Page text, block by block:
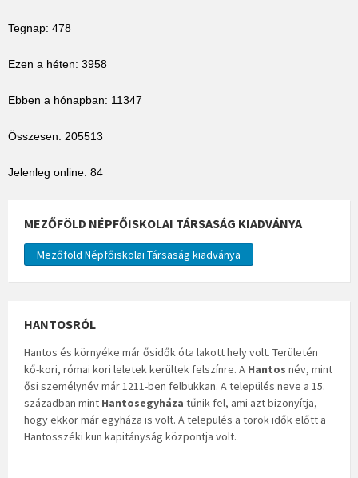
Tegnap: 478
Ezen a héten: 3958
Ebben a hónapban: 11347
Összesen: 205513
Jelenleg online: 84
MEZŐFÖLD NÉPFŐISKOLAI TÁRSASÁG KIADVÁNYA
Mezőföld Népfőiskolai Társaság kiadványa
HANTOSRÓL
Hantos és környéke már ősidők óta lakott hely volt. Területén
kő-kori, római kori leletek kerültek felszínre. A Hantos név, mint
ősi személynév már 1211-ben felbukkan. A település neve a 15.
században mint Hantosegyháza tűnik fel, ami azt bizonyítja,
hogy ekkor már egyháza is volt. A település a török idők előtt a
Hantosszéki kun kapitányság központja volt.